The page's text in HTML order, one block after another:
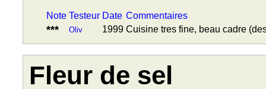
Note Testeur Date Commentaires
*** Oliv 1999 Cuisine tres fine, beau cadre
Fleur de sel